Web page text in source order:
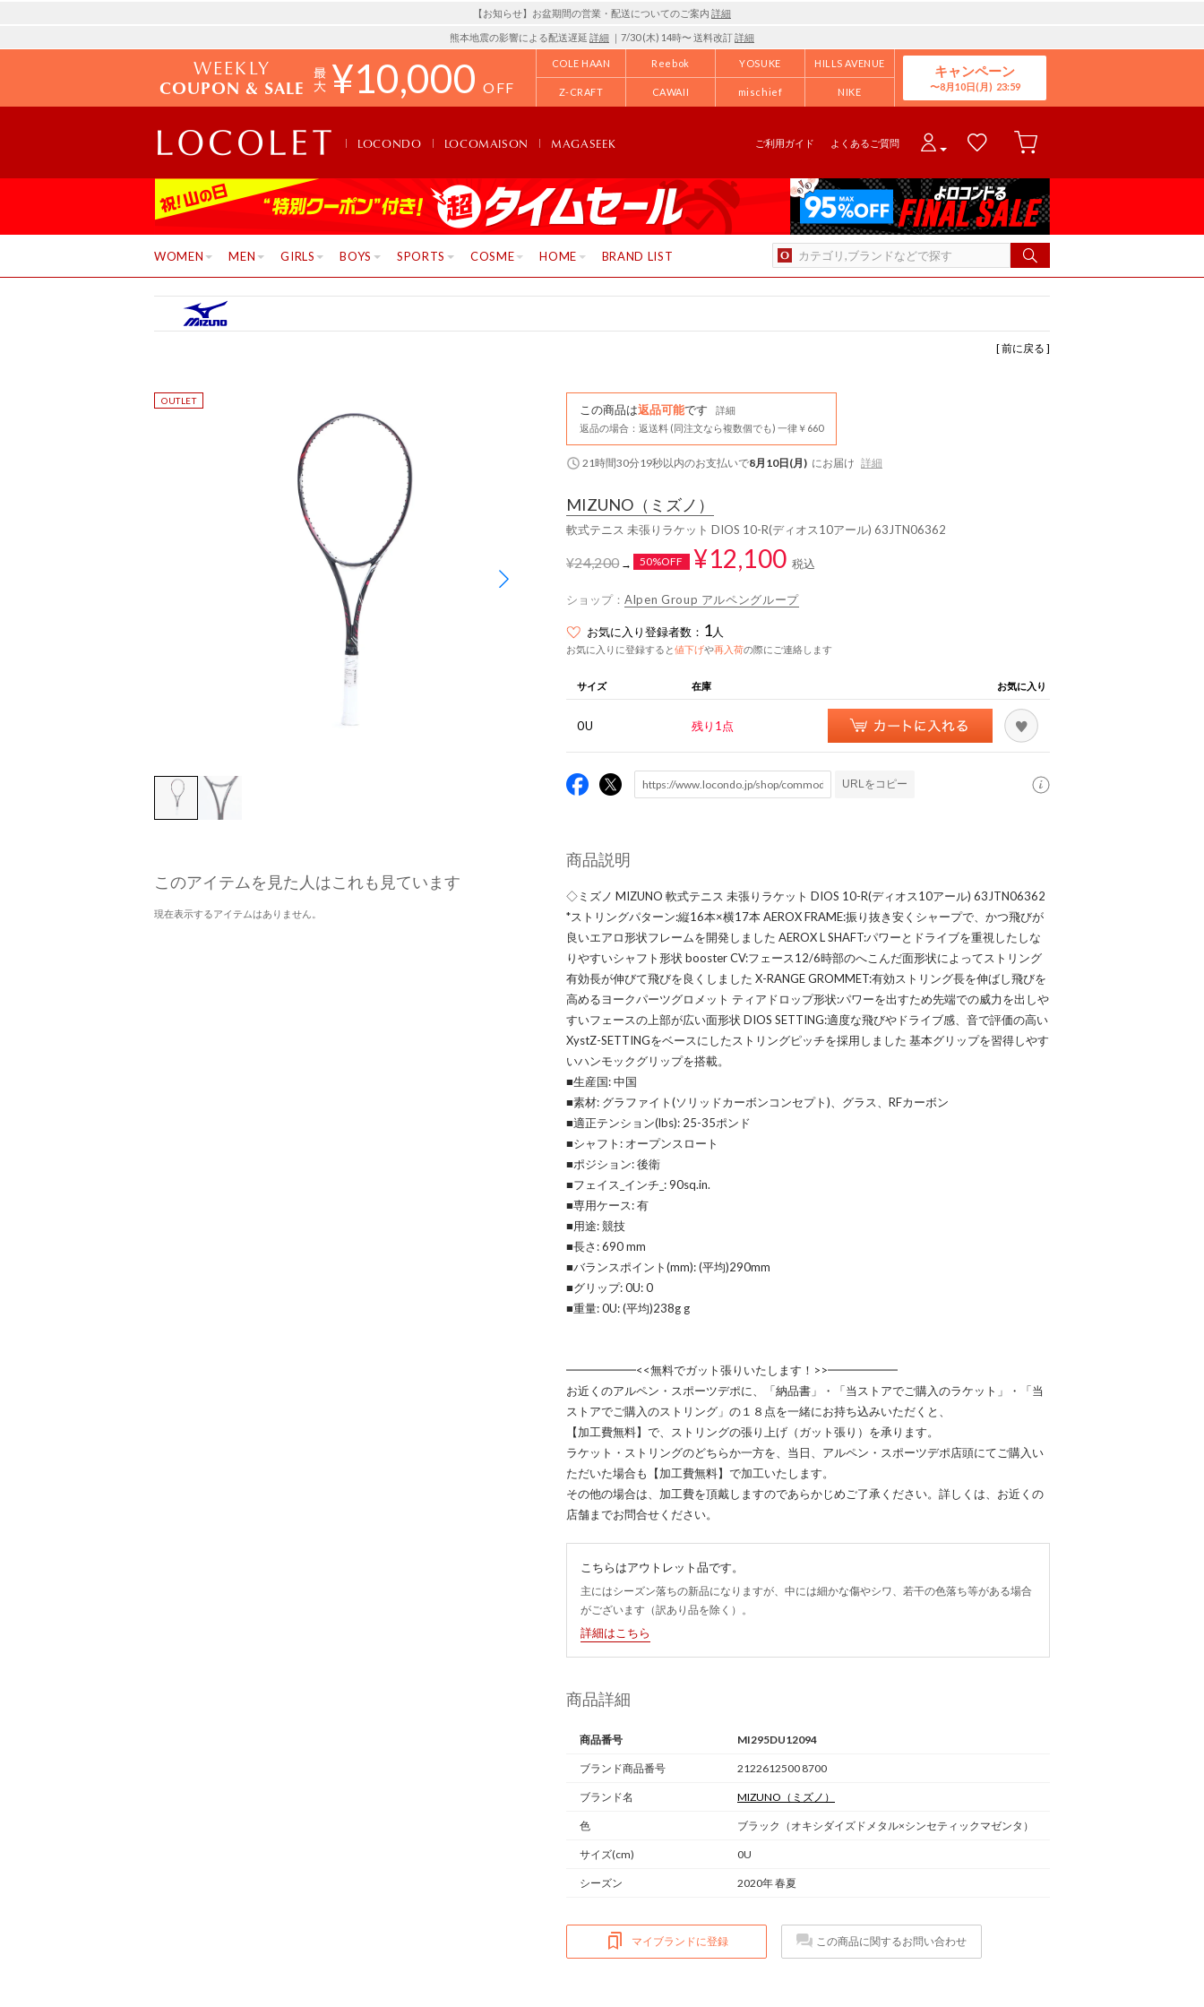
【お知らせ】お盆期間の営業・配送についてのご案内 詳細
熊本地震の影響による配送遅延 詳細 ｜7/30 (木) 14時〜 送料改訂詳細
WEEKLY
COUPON & SALE ¥10,000 OFF
COLE HAAN Reebok YOSUKE HILLS AVENUE
Z-CRAFT CAWAII mischief NIKE
キャンペーン
8月10日(月)
LOCONDO LOCOMAISON MAGASEEK ご利用ガイド よくあるご質問
WOMEN MEN GIRLS BOYS SPORTS COSME HOME BRAND LIST
[ 前に戻る ]
このアイテムを見た人はこれも見ています
現在表示するアイテムはありません。
この商品は返品可能です
詳細
返品の場合：返送料 (同注文なら複数個でも) 一律￥660
21時間30分18秒以内のお支払いで8月10日(月) にお届け 詳細
MIZUNO （ミズノ）
軟式テニス 未張りラケット DIOS 10-R(ディオス10アール) 63JTN06362
¥24,200→ 50%OFF ¥12,100 税込
ショップ： Alpen Group アルペングループ
お気に入り登録者数： 1人
お気に入りに登録すると値下げや再入荷の際にご連絡します
サイズ 在庫 お気に入り
0U 残り1点
URLをコピー
商品説明
◇ミズノ MIZUNO 軟式テニス 未張りラケット DIOS 10-R(ディオス10アール) 63JTN06362
*ストリングパターン:縦16本×横17本 AEROX FRAME:振り抜き安くシャープで、かつ飛びが
良いエアロ形状フレームを開発しました AEROX L SHAFT:パワーとドライブを重視したしな
りやすいシャフト形状 booster CV:フェース12/6時部のへこんだ面形状によってストリング
有効長が伸びて飛びを良くしました X-RANGE GROMMET:有効ストリング長を伸ばし飛びを
高めるヨークパーツグロメット ティアドロップ形状:パワーを出すため先端での威力を出しや
すいフェースの上部が広い面形状 DIOS SETTING:適度な飛びやドライブ感、音で評価の高い
XystZ-SETTINGをベースにしたストリングピッチを採用しました 基本グリップを習得しやす
いハンモックグリップを搭載。
■生産国: 中国
■素材: グラファイト(ソリッドカーボンコンセプト)、グラス、RFカーボン
■適正テンション(lbs): 25-35ポンド
■シャフト: オープンスロート
■ポジション: 後衛
■フェイス_インチ_: 90sq.in.
■専用ケース: 有
■用途: 競技
■長さ: 690 mm
■バランスポイント(mm): (平均)290mm
■グリップ: 0U: 0
■重量: 0U: (平均)238g g
━━━━━━<<無料でガット張りいたします！>>━━━━━━
お近くのアルペン・スポーツデポに、「納品書」・「当ストアでご購入のラケット」・「当
ストアでご購入のストリング」の１８点を一緒にお持ち込みいただくと、
【加工費無料】で、ストリングの張り上げ（ガット張り）を承ります。
ラケット・ストリングのどちらか一方を、当日、アルペン・スポーツデポ店頭にてご購入い
ただいた場合も【加工費無料】で加工いたします。
その他の場合は、加工費を頂戴しますのであらかじめご了承ください。詳しくは、お近くの
店舗までお問合せください。
こちらはアウトレット品です。
主にはシーズン落ちの新品になりますが、中には細かな傷やシワ、若干の色落ち等がある場合
がございます（訳あり品を除く）。
詳細はこちら
商品詳細
商品番号 MI295DU12094
ブランド商品番号 2122612500 8700
ブランド名 MIZUNO （ミズノ）
色 ブラック（オキシダイズドメタル×シンセティックマゼンタ）
サイズ(cm) 0U
シーズン 2020年 春夏
マイブランドに登録 この商品に関するお問い合わせ